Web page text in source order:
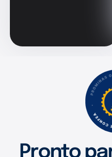
Pronto